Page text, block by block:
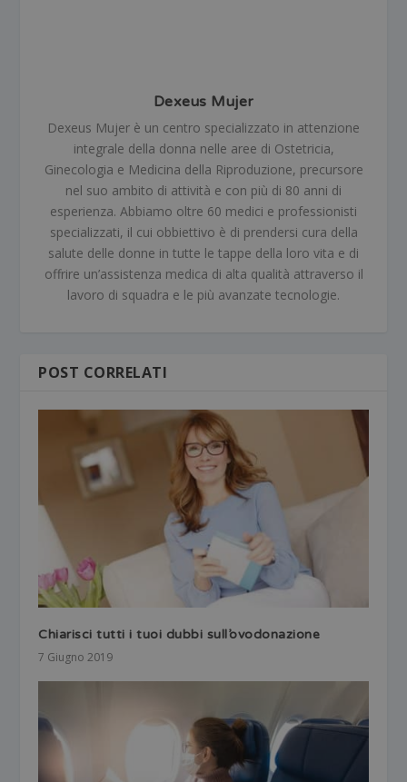
Dexeus Mujer
Dexeus Mujer è un centro specializzato in attenzione
integrale della donna nelle aree di Ostetricia,
Ginecologia e Medicina della Riproduzione, precursore
nel suo ambito di attività e con più di 80 anni di
esperienza. Abbiamo oltre 60 medici e professionisti
specializzati, il cui obbiettivo è di prendersi cura della
salute delle donne in tutte le tappe della loro vita e di
offrire un’assistenza medica di alta qualità attraverso il
lavoro di squadra e le più avanzate tecnologie.
POST CORRELATI
Chiarisci tutti i tuoi dubbi sull’ovodonazione
7 Giugno 2019